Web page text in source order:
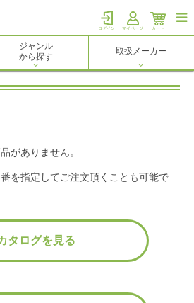

ログイン マイページ カート
ジャンル
から探す
取扱メーカー
がありません。
を指定してご注文頂くことも可能で
タログを見る